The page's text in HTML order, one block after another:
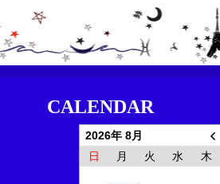
CALENDAR
2026年 8月
日
月 火 水 木